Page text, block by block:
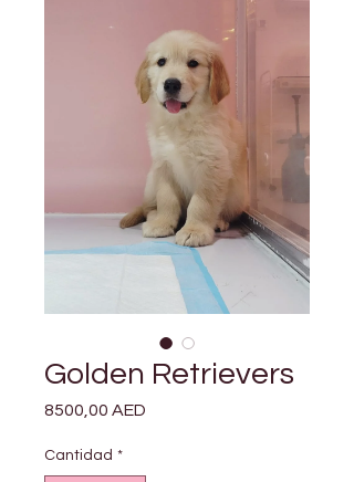
Golden Retrievers
8500,00 AED
Cantidad *